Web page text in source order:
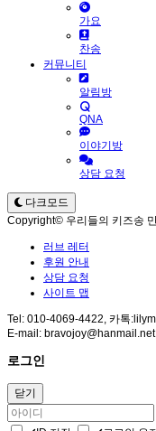
가요
찬송
커뮤니티
알림방
QNA
이야기방
상담 요청
다크모드
Copyright© 우리들의 키즈송
러브 레터
후원 안내
상담 요청
사이트 맵
Tel: 010-4069-4422, 카톡
E-mail: bravojoy@hanmail.net
로그인
닫기